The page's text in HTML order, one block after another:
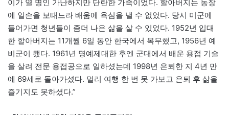
이가 열 명인 가난하지만 단란한 가족이었다. 할아버지는 농장
에 일손을 보태느라 배움에 욕심을 낼 수 없었다. 당시 미군에
들어가면 청년들이 좀더 나은 삶을 살 수 있었다. 1952년 입대
한 할아버지는 11개월 6일 동안 한국에서 복무했고, 1956년 예
비군이 됐다. 1961년 명예제대한 후엔 군대에서 배운 용접 기술
을 살려 전문 용접공으로 일하셨는데 1998년 은퇴한 지 4년 만
에 69세로 돌아가셨다. 멀리 여행 한 번 못 가보고 은퇴 후 삶을
즐기지도 못하셨다.”